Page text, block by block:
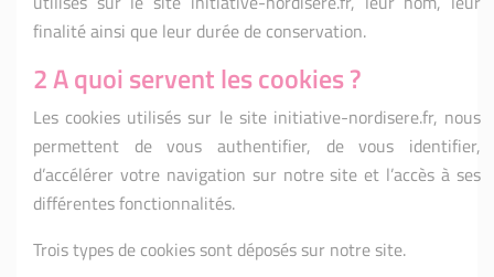
finalité ainsi que leur durée de conservation.
2 A quoi servent les cookies ?
Les cookies utilisés sur le site initiative-nordisere.fr, nous
permettent de vous authentifier, de vous identifier,
d’accélérer votre navigation sur notre site et l’accès à ses
différentes fonctionnalités.
Trois types de cookies sont déposés sur notre site.